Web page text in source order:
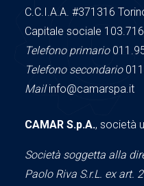
C.C.I.A.A. #371316
Capitale sociale
Telefono primario
Telefono secondario
Mailinfo@camarspa.it
CAMAR S.p.A., società
Società soggetta alla
Paolo Riva S.r.L. ex art.